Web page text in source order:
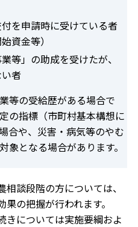
付を申請時に受けている者
資金等）
等」の助成を受けたが、
者
等の受給歴がある場合で
の指標（市町村基本構想に
合や、災害・病気等のやむ
象となる場合があります。
談段階の方については、
の把握が行われます。
については実施要綱およ